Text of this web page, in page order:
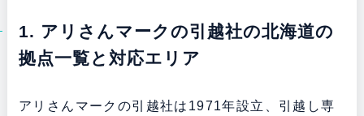
1. アリさんマークの引越社の北海道の
拠点一覧と対応エリア
アリさんマークの引越社は1971年設立、引越し専